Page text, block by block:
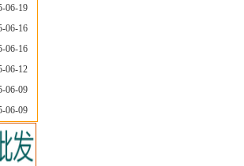
06-19
06-16
06-16
06-12
06-09
06-09